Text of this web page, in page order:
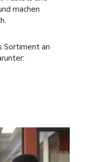
machen
Sortiment an